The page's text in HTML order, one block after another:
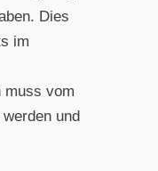
Dies
im
muss vom
und